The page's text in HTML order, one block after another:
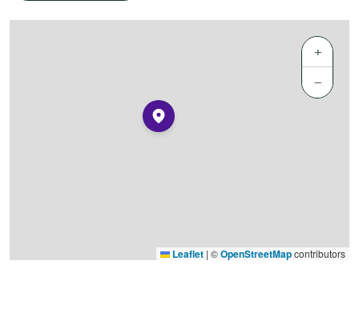
+
−
Leaflet | ©OpenStreetMapcontributors